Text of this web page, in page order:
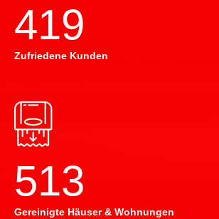
420
Zufriedene Kunden
514
Gereinigte Häuser & Wohnungen